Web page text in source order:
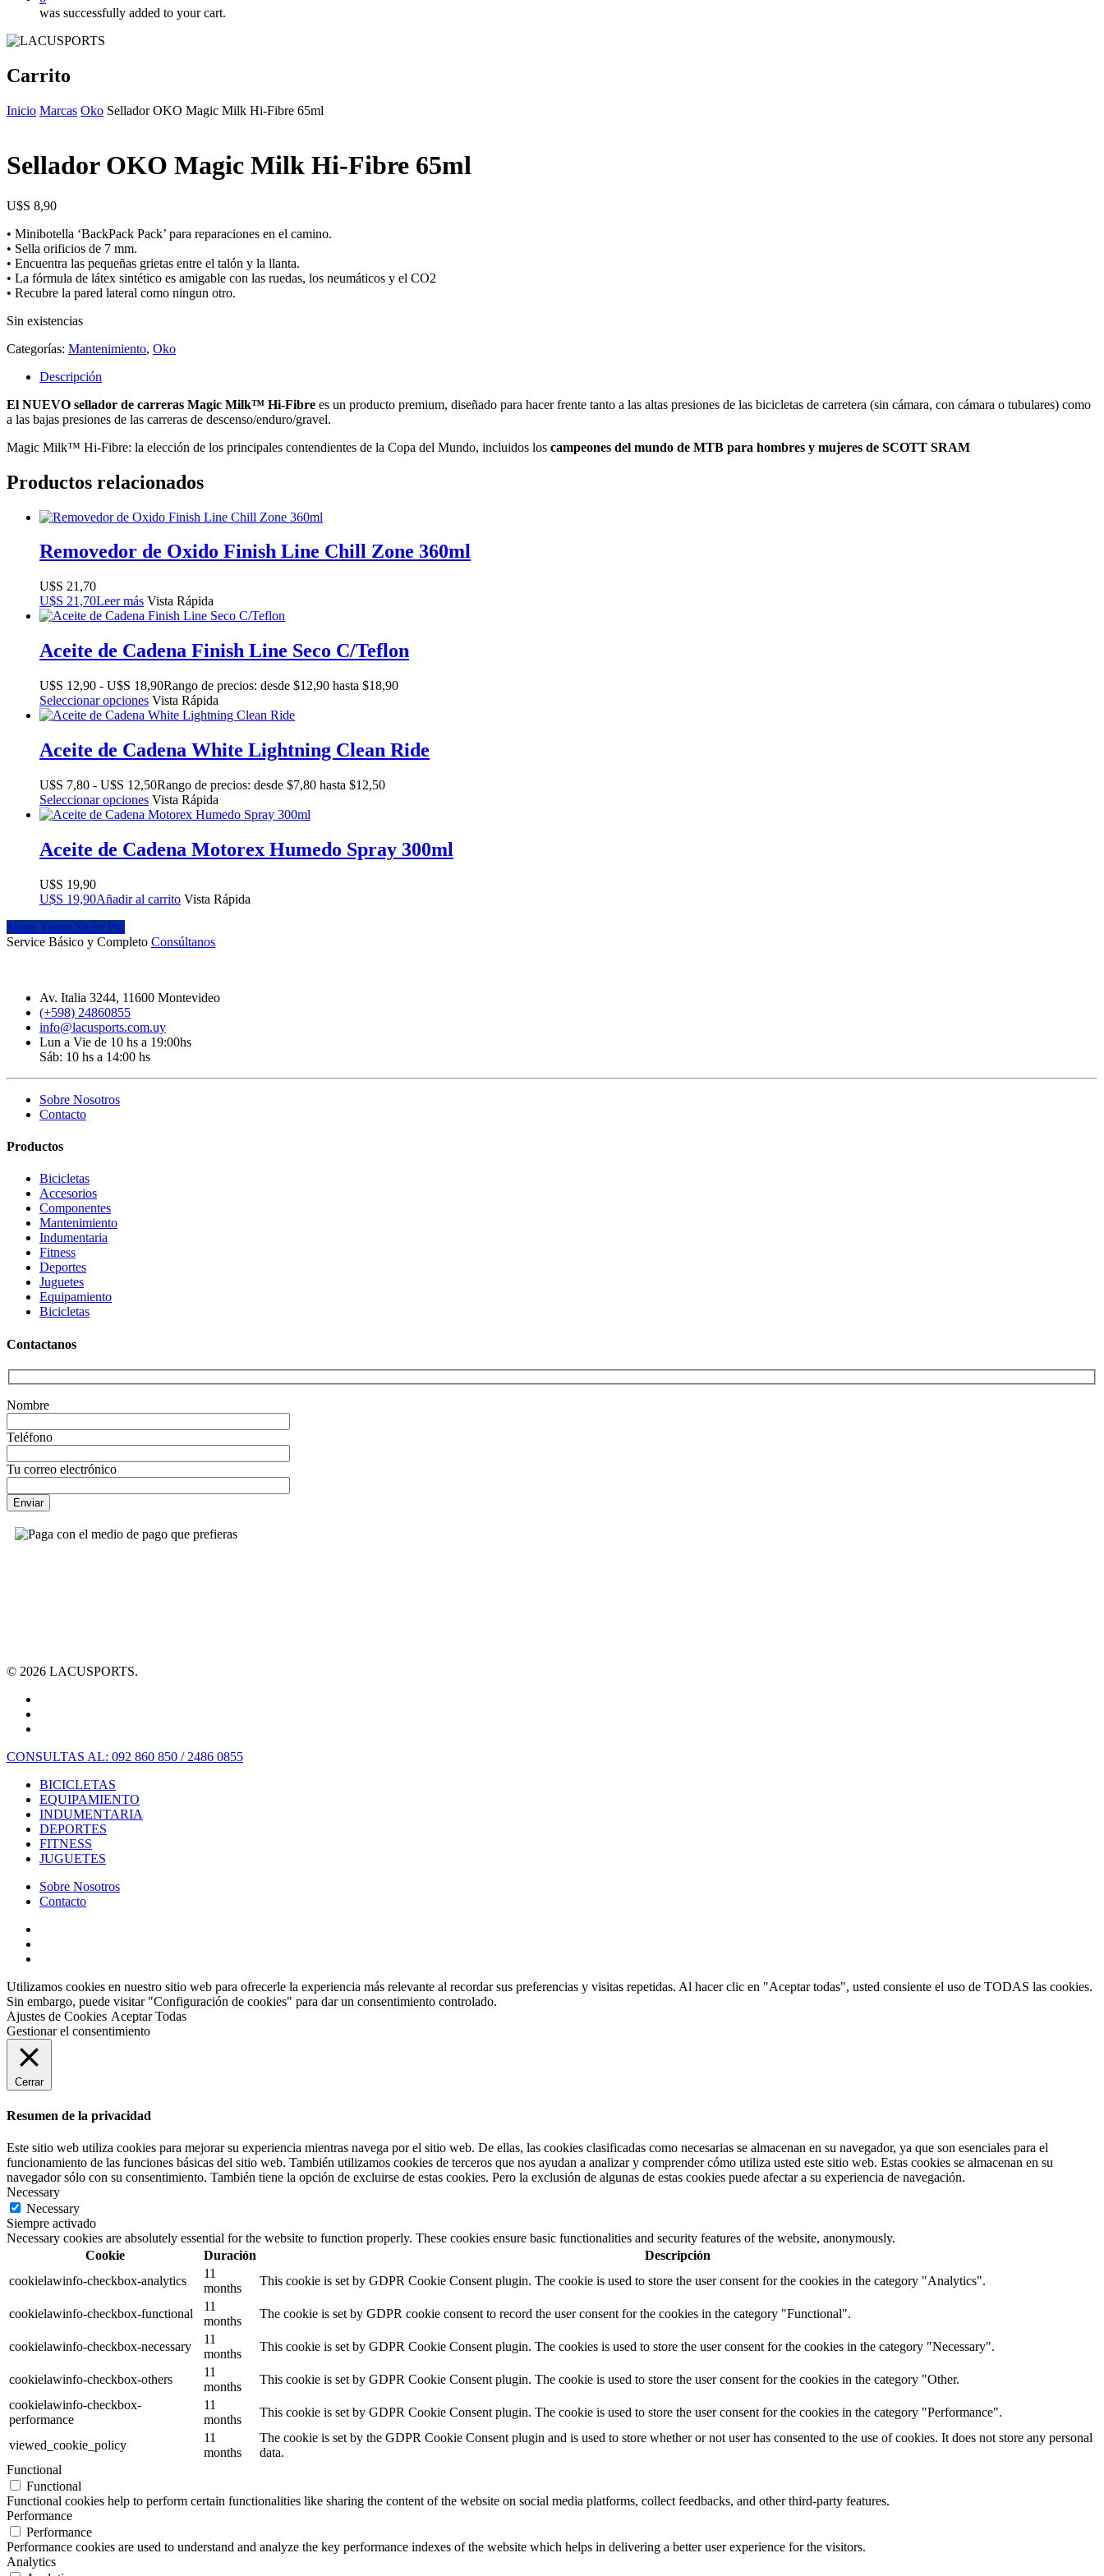
was successfully added to your cart.
Carrito
Inicio Marcas Oko Sellador OKO Magic Milk Hi-Fibre 65ml
Sellador OKO Magic Milk Hi-Fibre 65ml
$
8,90
• Minibotella ‘BackPack Pack’ para reparaciones en el camino.
• Sella orificios de 7 mm.
• Encuentra las pequeñas grietas entre el talón y la llanta.
• La fórmula de látex sintético es amigable con las ruedas, los neumáticos y el CO2
• Recubre la pared lateral como ningun otro.
Sin existencias
Categorías: Mantenimiento, Oko
Descripción
El NUEVO sellador de carreras Magic Milk™ Hi-Fibre es un producto premium, diseñado para hacer frente tanto a las altas presiones de las bicicletas de carretera (sin cámara, con cámara o tubulares) como
a las bajas presiones de las carreras de descenso/enduro/gravel.
Magic Milk™ Hi-Fibre: la elección de los principales contendientes de la Copa del Mundo, incluidos los campeones del mundo de MTB para hombres y mujeres de SCOTT SRAM
Productos relacionados
Removedor de Oxido Finish Line Chill Zone 360ml
$
21,70
$
21,70Leer más Vista Rápida
Aceite de Cadena Finish Line Seco C/Teflon
$ 12,90 - $ 18,90Rango de precios: desde $12,90 hasta $18,90
Seleccionar opciones Vista Rápida
Aceite de Cadena White Lightning Clean Ride
$ 7,80 - $ 12,50Rango de precios: desde $7,80 hasta $12,50
Seleccionar opciones Vista Rápida
Aceite de Cadena Motorex Humedo Spray 300ml
$
19,90
$
19,90Añadir al carrito Vista Rápida
Share Tweet Share Pin
Service Básico y Completo Consúltanos
Av. Italia 3244, 11600 Montevideo
(+598) 24860855
info@lacusports.com.uy
Lun a Vie de 10 hs a 19:00hs
Sáb: 10 hs a 14:00 hs
Sobre Nosotros
Contacto
Productos
Bicicletas
Accesorios
Componentes
Mantenimiento
Indumentaria
Fitness
Deportes
Juguetes
Equipamiento
Bicicletas
Contactanos
Nombre
Teléfono
Tu correo electrónico
© 2026 LACUSPORTS.
CONSULTAS AL: 092 860 850 / 2486 0855
BICICLETAS
EQUIPAMIENTO
INDUMENTARIA
DEPORTES
FITNESS
JUGUETES
Sobre Nosotros
Contacto
Utilizamos cookies en nuestro sitio web para ofrecerle la experiencia más relevante al recordar sus preferencias y visitas repetidas. Al hacer clic en "Aceptar todas", usted consiente el uso de TODAS las cookies.
Sin embargo, puede visitar "Configuración de cookies" para dar un consentimiento controlado.
Ajustes de Cookies Aceptar Todas
Gestionar el consentimiento
Cerrar
Resumen de la privacidad
Este sitio web utiliza cookies para mejorar su experiencia mientras navega por el sitio web. De ellas, las cookies clasificadas como necesarias se almacenan en su navegador, ya que son esenciales para el
funcionamiento de las funciones básicas del sitio web. También utilizamos cookies de terceros que nos ayudan a analizar y comprender cómo utiliza usted este sitio web. Estas cookies se almacenan en su
navegador sólo con su consentimiento. También tiene la opción de excluirse de estas cookies. Pero la exclusión de algunas de estas cookies puede afectar a su experiencia de navegación.
Necessary
Necessary
Siempre activado
Necessary cookies are absolutely essential for the website to function properly. These cookies ensure basic functionalities and security features of the website, anonymously.
Cookie
Duración
Descripción
cookielawinfo-checkbox-analytics
11
months
This cookie is set by GDPR Cookie Consent plugin. The cookie is used to store the user consent for the cookies in the category "Analytics".
cookielawinfo-checkbox-functional
11
months
The cookie is set by GDPR cookie consent to record the user consent for the cookies in the category "Functional".
cookielawinfo-checkbox-necessary
11
months
This cookie is set by GDPR Cookie Consent plugin. The cookies is used to store the user consent for the cookies in the category "Necessary".
cookielawinfo-checkbox-others
11
months
This cookie is set by GDPR Cookie Consent plugin. The cookie is used to store the user consent for the cookies in the category "Other.
cookielawinfo-checkbox-
performance
11
months
This cookie is set by GDPR Cookie Consent plugin. The cookie is used to store the user consent for the cookies in the category "Performance".
viewed_cookie_policy
11
months
The cookie is set by the GDPR Cookie Consent plugin and is used to store whether or not user has consented to the use of cookies. It does not store any personal
data.
Functional
Functional
Functional cookies help to perform certain functionalities like sharing the content of the website on social media platforms, collect feedbacks, and other third-party features.
Performance
Performance
Performance cookies are used to understand and analyze the key performance indexes of the website which helps in delivering a better user experience for the visitors.
Analytics